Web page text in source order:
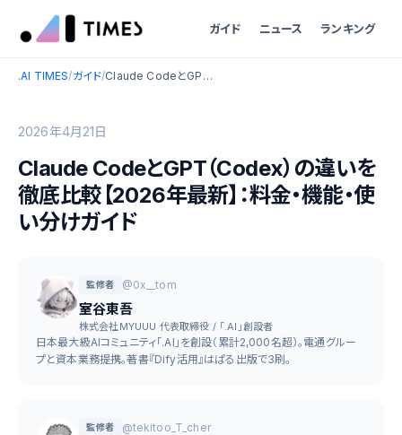
ガイド ニュース ランキング
.AI TIMES/ガイド/ Claude CodeとGPT（Codex）の違いを徹底比較【2026年最新】：料金・機能・使い分けガイド
2026年4月21日
Claude CodeとGPT（Codex）の違いを
徹底比較【2026年最新】：料金・機能・使
い分けガイド
監修者 @0x__tom
室谷東吾
株式会社MYUUU 代表取締役 / 「.AI」創設者
日本最大級AIコミュニティ「.AI」を創設（累計2,000名超）。電通グルー
プと資本業務提携。著書『Dify活用』はぱる出版で3刷。
監修者 @tekitoo_T_cher